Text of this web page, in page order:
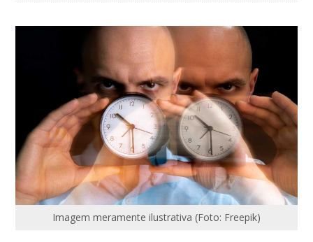
Imagem meramente ilustrativa (Foto: Freepik)